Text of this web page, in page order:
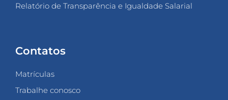
Relatório de Transparência e Igualdade Salarial
Contatos
Matrículas
Trabalhe conosco